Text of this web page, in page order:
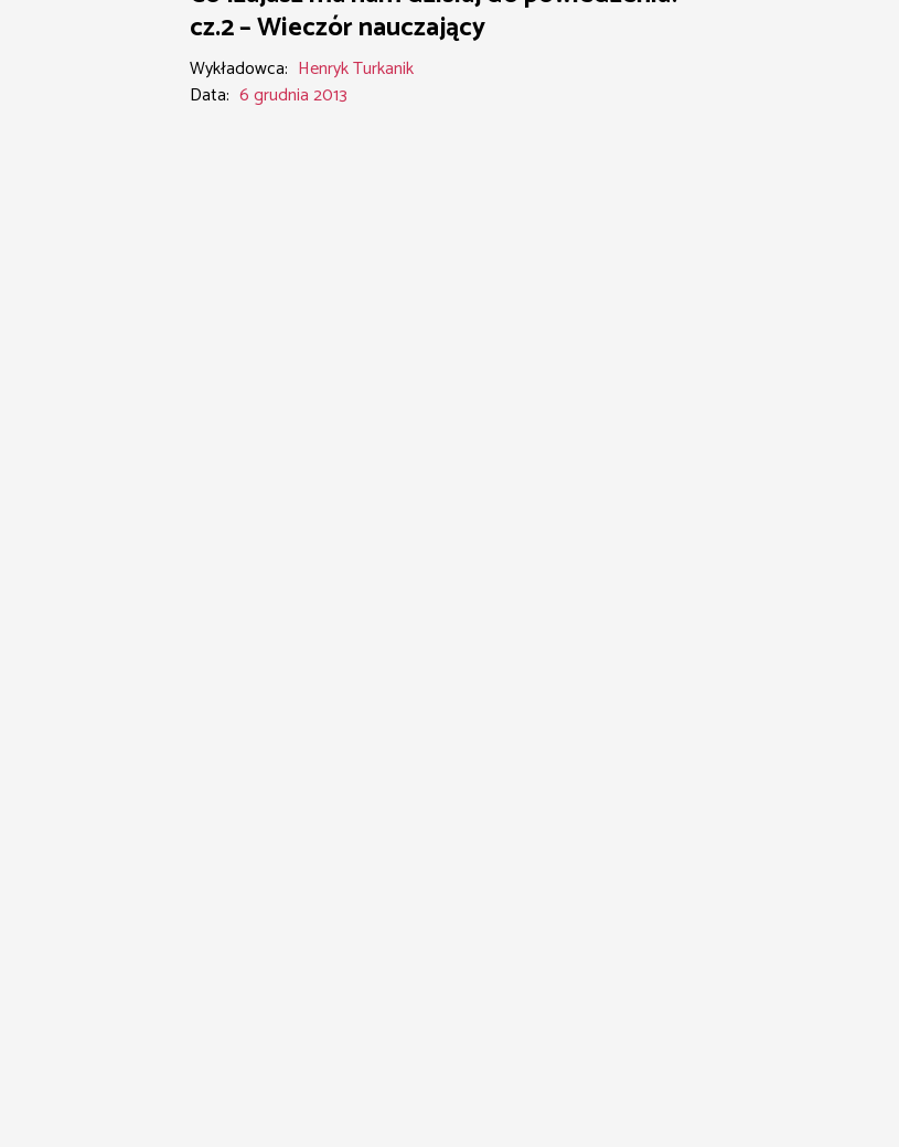
cz.2 – Wieczór nauczający
Wykładowca: Henryk Turkanik
Data: 6 grudnia 2013